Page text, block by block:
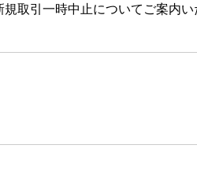
取引一時中止についてご案内い